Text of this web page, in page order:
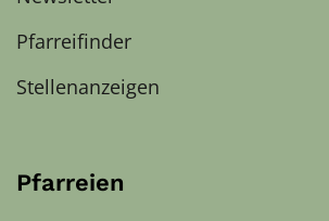
Pfarreifinder
Stellenanzeigen
Pfarreien